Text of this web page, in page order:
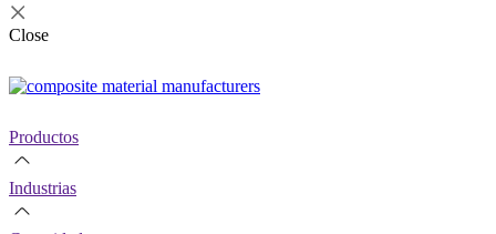
Close
Productos
Industrias